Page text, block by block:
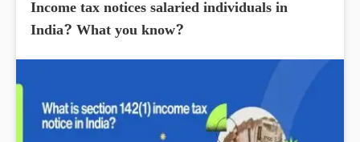
Income tax notices salaried individuals in
India? What you know?